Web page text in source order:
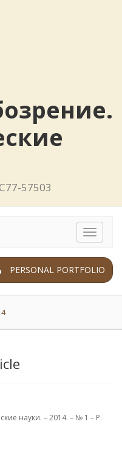
57503
Toggle
PERSONAL PORTFOLIO
науки. – 2014. – № 1 – P.